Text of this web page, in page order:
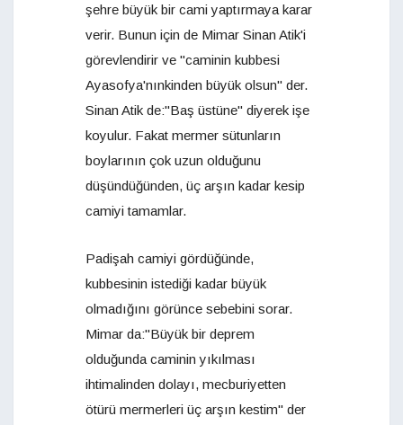
şehre büyük bir cami yaptırmaya karar
verir. Bunun için de Mimar Sinan Atik'i
görevlendirir ve "caminin kubbesi
Ayasofya'nınkinden büyük olsun" der.
Sinan Atik de:"Baş üstüne" diyerek işe
koyulur. Fakat mermer sütunların
boylarının çok uzun olduğunu
düşündüğünden, üç arşın kadar kesip
camiyi tamamlar.
Padişah camiyi gördüğünde,
kubbesinin istediği kadar büyük
olmadığını görünce sebebini sorar.
Mimar da:"Büyük bir deprem
olduğunda caminin yıkılması
ihtimalinden dolayı, mecburiyetten
ötürü mermerleri üç arşın kestim" der